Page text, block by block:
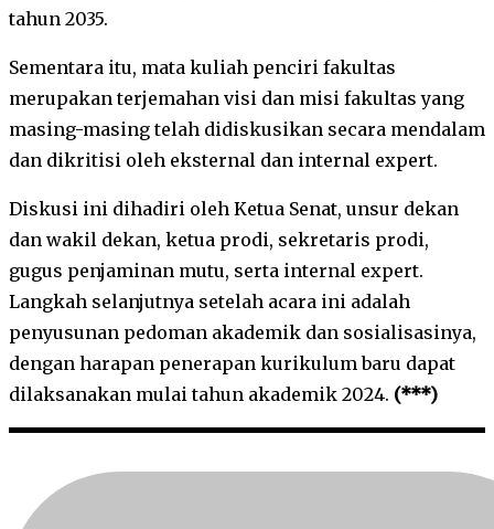
tahun 2035.
Sementara itu, mata kuliah penciri fakultas
merupakan terjemahan visi dan misi fakultas yang
masing-masing telah didiskusikan secara mendalam
dan dikritisi oleh eksternal dan internal expert.
Diskusi ini dihadiri oleh Ketua Senat, unsur dekan
dan wakil dekan, ketua prodi, sekretaris prodi,
gugus penjaminan mutu, serta internal expert.
Langkah selanjutnya setelah acara ini adalah
penyusunan pedoman akademik dan sosialisasinya,
dengan harapan penerapan kurikulum baru dapat
dilaksanakan mulai tahun akademik 2024. (***)